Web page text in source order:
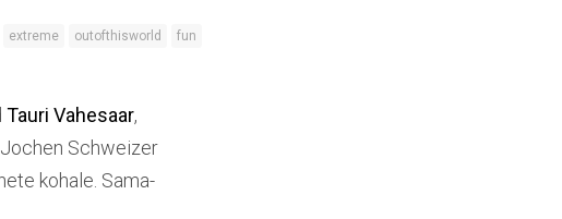
extreme outofthisworld
fun
Tauri Vahesaar,
Jochen Schweizer
kohale. Sama-